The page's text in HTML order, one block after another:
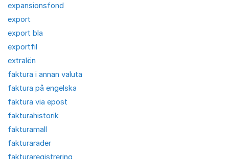
expansionsfond
export
export bla
exportfil
extralön
faktura i annan valuta
faktura på engelska
faktura via epost
fakturahistorik
fakturamall
fakturarader
fakturaregistrering